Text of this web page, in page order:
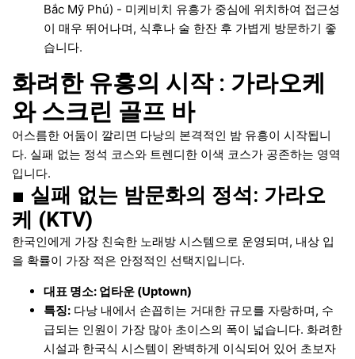
Bắc Mỹ Phú) - 미케비치 유흥가 중심에 위치하여 접근성
이 매우 뛰어나며, 식후나 술 한잔 후 가볍게 방문하기 좋
습니다.
화려한 유흥의 시작 : 가라오케
와 스크린 골프 바
어스름한 어둠이 깔리면 다낭의 본격적인 밤 유흥이 시작됩니
다. 실패 없는 정석 코스와 트렌디한 이색 코스가 공존하는 영역
입니다.
■ 실패 없는 밤문화의 정석: 가라오
케 (KTV)
한국인에게 가장 친숙한 노래방 시스템으로 운영되며, 내상 입
을 확률이 가장 적은 안정적인 선택지입니다.
대표 명소: 업타운 (Uptown)
특징: 다낭 내에서 손꼽히는 거대한 규모를 자랑하며, 수
급되는 인원이 가장 많아 초이스의 폭이 넓습니다. 화려한
시설과 한국식 시스템이 완벽하게 이식되어 있어 초보자